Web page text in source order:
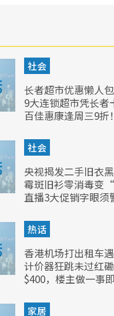
社会
长者超市优惠懒人
9大连锁超市凭长者
百佳惠康逢周三9折！
社会
央视揭发二手旧衣
霉斑旧衫零消毒变
直播3大促销字眼须
热话
香港机场打出租车
计价器狂跳未过红
$400，楼主做一事
家居